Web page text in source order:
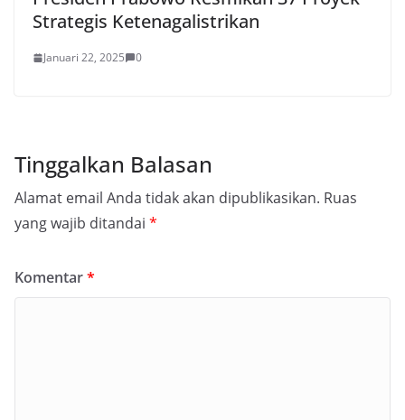
Strategis Ketenagalistrikan
Januari 22, 2025 0
Tinggalkan Balasan
Alamat email Anda tidak akan dipublikasikan. Ruas
yang wajib ditandai *
Komentar*